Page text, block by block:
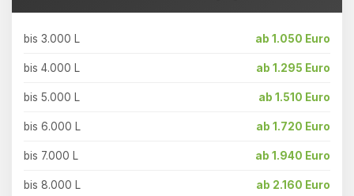
bis 3.000 L ab 1.050 Euro
bis 4.000 L ab 1.295 Euro
bis 5.000 L ab 1.510 Euro
bis 6.000 L ab 1.720 Euro
bis 7.000 L ab 1.940 Euro
bis 8.000 L ab 2.160 Euro